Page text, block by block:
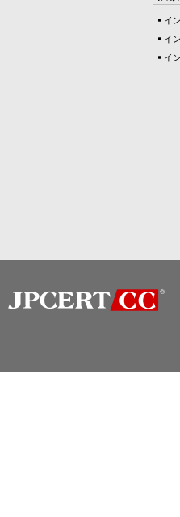
イ
イ
イ